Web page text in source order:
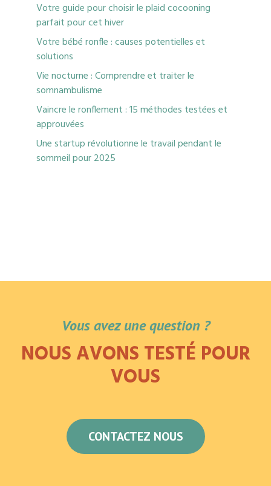
Votre guide pour choisir le plaid cocooning
parfait pour cet hiver
Votre bébé ronfle : causes potentielles et
solutions
Vie nocturne : Comprendre et traiter le
somnambulisme
Vaincre le ronflement : 15 méthodes testées et
approuvées
Une startup révolutionne le travail pendant le
sommeil pour 2025
Vous avez une question ?
NOUS AVONS TESTÉ POUR
VOUS
CONTACTEZ NOUS